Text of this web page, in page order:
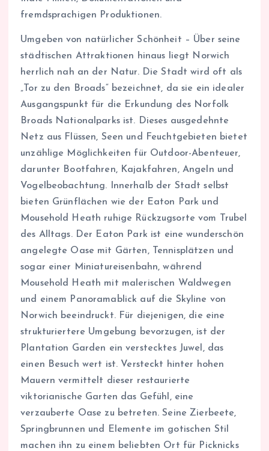
fremdsprachigen Produktionen.
Umgeben von natürlicher Schönheit – Über seine
städtischen Attraktionen hinaus liegt Norwich
herrlich nah an der Natur. Die Stadt wird oft als
„Tor zu den Broads“ bezeichnet, da sie ein idealer
Ausgangspunkt für die Erkundung des Norfolk
Broads Nationalparks ist. Dieses ausgedehnte
Netz aus Flüssen, Seen und Feuchtgebieten bietet
unzählige Möglichkeiten für Outdoor-Abenteuer,
darunter Bootfahren, Kajakfahren, Angeln und
Vogelbeobachtung. Innerhalb der Stadt selbst
bieten Grünflächen wie der Eaton Park und
Mousehold Heath ruhige Rückzugsorte vom Trubel
des Alltags. Der Eaton Park ist eine wunderschön
angelegte Oase mit Gärten, Tennisplätzen und
sogar einer Miniatureisenbahn, während
Mousehold Heath mit malerischen Waldwegen
und einem Panoramablick auf die Skyline von
Norwich beeindruckt. Für diejenigen, die eine
strukturiertere Umgebung bevorzugen, ist der
Plantation Garden ein verstecktes Juwel, das
einen Besuch wert ist. Versteckt hinter hohen
Mauern vermittelt dieser restaurierte
viktorianische Garten das Gefühl, eine
verzauberte Oase zu betreten. Seine Zierbeete,
Springbrunnen und Elemente im gotischen Stil
machen ihn zu einem beliebten Ort für Picknicks